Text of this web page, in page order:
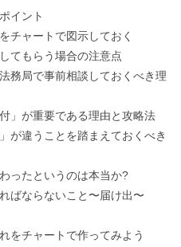
イント
チャートで図示しておく
てもらう場合の注意点
務局で事前相談しておくべき理
」が重要である理由と攻略法
が違うことを踏まえておくべき
ったというのは本当か?
ばならないこと〜届け出〜
をチャートで作ってみよう